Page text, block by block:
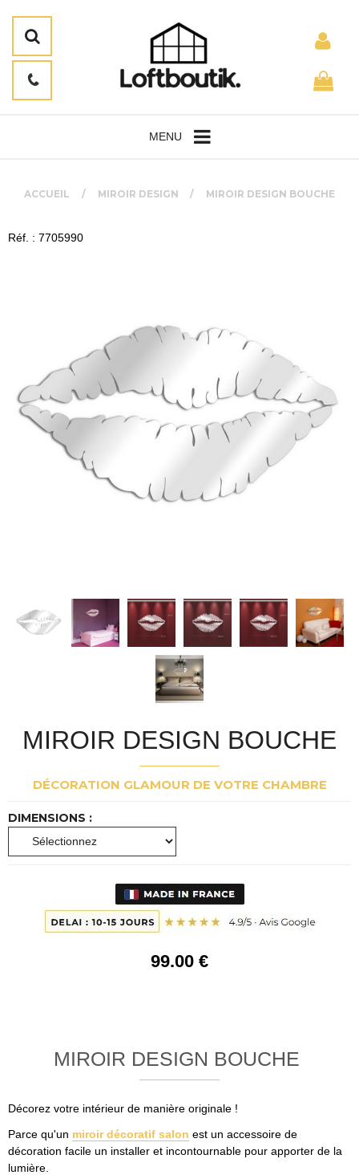
MENU
ACCUEIL MIROIR DESIGN MIROIR DESIGN BOUCHE
Réf. : 7705990
MIROIR DESIGN BOUCHE
DÉCORATION GLAMOUR DE VOTRE CHAMBRE
DIMENSIONS :
99.00 €
MIROIR DESIGN BOUCHE
Décorez votre intérieur de manière originale !
Parce qu'un miroir décoratif salon est un accessoire de
décoration facile un installer et incontournable pour apporter de la
lumière.